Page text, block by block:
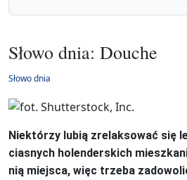
Słowo dnia: Douche
Słowo dnia
Niektórzy lubią zrelaksować się
ciasnych holenderskich
nią miejsca, więc trzeba